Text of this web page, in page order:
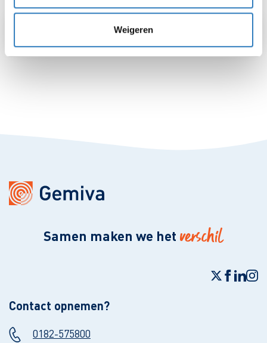
Weigeren
Samen maken we het verschil
Contact opnemen?
0182-575800